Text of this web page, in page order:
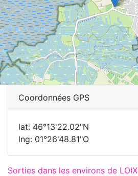
Coordonnées GPS
lat: 46°13'22.02"N
lng: 01°26'48.81"O
Sorties dans les environs de LOIX